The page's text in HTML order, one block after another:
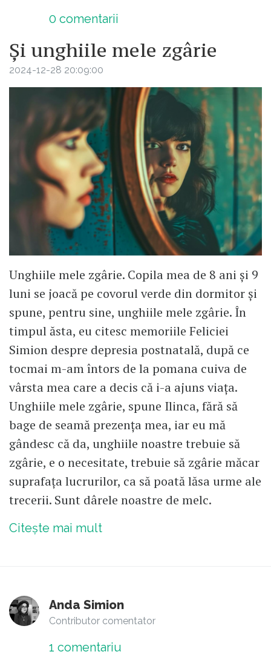
0 comentarii
Și unghiile mele zgârie
2024-12-28 20:09:00
Unghiile mele zgârie. Copila mea de 8 ani și 9
luni se joacă pe covorul verde din dormitor și
spune, pentru sine, unghiile mele zgârie. În
timpul ăsta, eu citesc memoriile Feliciei
Simion despre depresia postnatală, după ce
tocmai m-am întors de la pomana cuiva de
vârsta mea care a decis că i-a ajuns viața.
Unghiile mele zgârie, spune Ilinca, fără să
bage de seamă prezența mea, iar eu mă
gândesc că da, unghiile noastre trebuie să
zgârie, e o necesitate, trebuie să zgârie măcar
suprafața lucrurilor, ca să poată lăsa urme ale
trecerii. Sunt dârele noastre de melc.
Citește mai mult
Anda Simion
Contributor comentator
1 comentariu